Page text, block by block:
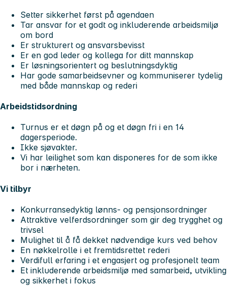
Setter sikkerhet først på agendaen
Tar ansvar for et godt og inkluderende arbeidsmiljø
om bord
Er strukturert og ansvarsbevisst
Er en god leder og kollega for ditt mannskap
Er løsningsorientert og beslutningsdyktig
Har gode samarbeidsevner og kommuniserer tydelig
med både mannskap og rederi
Arbeidstidsordning
Turnus er et døgn på og et døgn fri i en 14
dagersperiode.
Ikke sjøvakter.
Vi har leilighet som kan disponeres for de som ikke
bor i nærheten.
Vi tilbyr
Konkurransedyktig lønns- og pensjonsordninger
Attraktive velferdsordninger som gir deg trygghet og
trivsel
Mulighet til å få dekket nødvendige kurs ved behov
En nøkkelrolle i et fremtidsrettet rederi
Verdifull erfaring i et engasjert og profesjonelt team
Et inkluderende arbeidsmiljø med samarbeid, utvikling
og sikkerhet i fokus